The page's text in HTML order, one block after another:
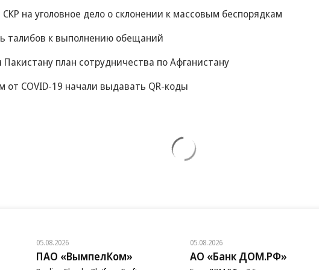
на уголовное дело о склонении к массовым беспорядкам
талибов к выполнению обещаний
план сотрудничества по Афганистану
COVID-19 начали выдавать QR-коды
05.08.2026
ПАО «ВымпелКом»
05.08.2026
АО «Банк ДОМ.РФ»